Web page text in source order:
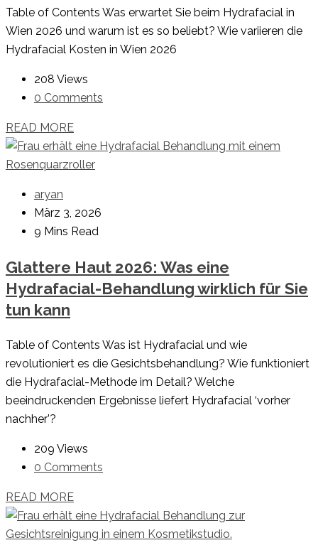
Table of Contents Was erwartet Sie beim Hydrafacial in
Wien 2026 und warum ist es so beliebt? Wie variieren die
Hydrafacial Kosten in Wien 2026
208 Views
0 Comments
READ MORE
aryan
März 3, 2026
9 Mins Read
Glattere Haut 2026: Was eine
Hydrafacial-Behandlung wirklich für Sie
tun kann
Table of Contents Was ist Hydrafacial und wie
revolutioniert es die Gesichtsbehandlung? Wie funktioniert
die Hydrafacial-Methode im Detail? Welche
beeindruckenden Ergebnisse liefert Hydrafacial ‘vorher
nachher’?
209 Views
0 Comments
READ MORE